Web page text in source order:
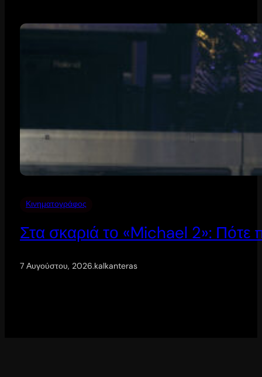
Κινηματογράφος
Στα σκαριά το «Michael 2»: Πότε
7 Αυγούστου, 2026.kalkanteras